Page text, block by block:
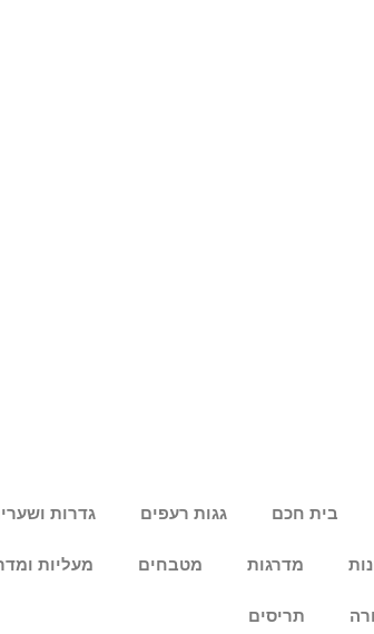
בית חכם גגות רעפים גדרות
מדרגות מטבחים מעליות
תריסים